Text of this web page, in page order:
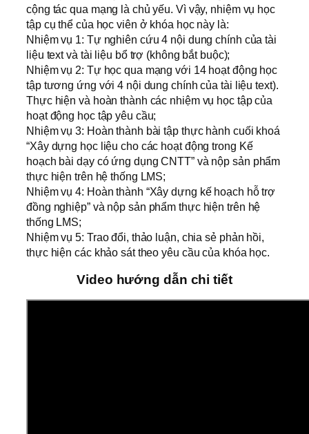
cộng tác qua mạng là chủ yếu. Vì vậy, nhiệm vụ học
tập cụ thể của học viên ở khóa học này là:
Nhiệm vụ 1: Tự nghiên cứu 4 nội dung chính của tài
liệu text và tài liệu bổ trợ (không bắt buộc);
Nhiệm vụ 2: Tự học qua mạng với 14 hoạt động học
tập tương ứng với 4 nội dung chính của tài liệu text).
Thực hiện và hoàn thành các nhiệm vụ học tập của
hoạt động học tập yêu cầu;
Nhiệm vụ 3: Hoàn thành bài tập thực hành cuối khoá
“Xây dựng học liệu cho các hoạt động trong Kế
hoạch bài dạy có ứng dụng CNTT” và nộp sản phẩm
thực hiện trên hệ thống LMS;
Nhiệm vụ 4: Hoàn thành “Xây dựng kế hoạch hỗ trợ
đồng nghiệp” và nộp sản phẩm thực hiện trên hệ
thống LMS;
Nhiệm vụ 5: Trao đổi, thảo luận, chia sẻ phản hồi,
thực hiện các khảo sát theo yêu cầu của khóa học.
Video hướng dẫn chi tiết